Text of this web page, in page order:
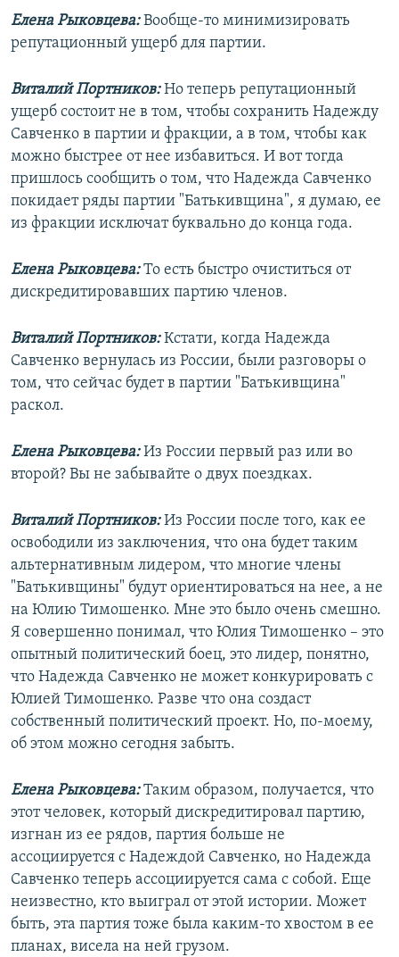
Елена Рыковцева:Вообще-то минимизировать
репутационный ущерб для партии.
Виталий Портников:Но теперь репутационный
ущерб состоит не в том, чтобы сохранить Надежду
Савченко в партии и фракции, а в том, чтобы как
можно быстрее от нее избавиться. И вот тогда
пришлось сообщить о том, что Надежда Савченко
покидает ряды партии "Батькивщина", я думаю, ее
из фракции исключат буквально до конца года.
Елена Рыковцева:То есть быстро очиститься от
дискредитировавших партию членов.
Виталий Портников:Кстати, когда Надежда
Савченко вернулась из России, были разговоры о
том, что сейчас будет в партии "Батькивщина"
раскол.
Елена Рыковцева:Из России первый раз или во
второй? Вы не забывайте о двух поездках.
Виталий Портников:Из России после того, как ее
освободили из заключения, что она будет таким
альтернативным лидером, что многие члены
"Батькивщины" будут ориентироваться на нее, а не
на Юлию Тимошенко. Мне это было очень смешно.
Я совершенно понимал, что Юлия Тимошенко – это
опытный политический боец, это лидер, понятно,
что Надежда Савченко не может конкурировать с
Юлией Тимошенко. Разве что она создаст
собственный политический проект. Но, по-моему,
об этом можно сегодня забыть.
Елена Рыковцева:Таким образом, получается, что
этот человек, который дискредитировал партию,
изгнан из ее рядов, партия больше не
ассоциируется с Надеждой Савченко, но Надежда
Савченко теперь ассоциируется сама с собой. Еще
неизвестно, кто выиграл от этой истории. Может
быть, эта партия тоже была каким-то хвостом в ее
планах, висела на ней грузом.